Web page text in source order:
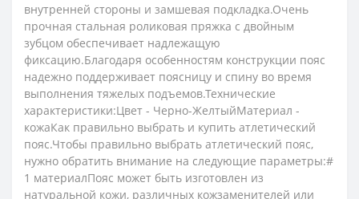
внутренней стороны и замшевая подкладка.Очень
прочная стальная роликовая пряжка с двойным
зубцом обеспечивает надлежащую
фиксацию.Благодаря особенностям конструкции пояс
надежно поддерживает поясницу и спину во время
выполнения тяжелых подъемов.Технические
характеристики:Цвет - Черно-ЖелтыйМатериал -
кожаКак правильно выбрать и купить атлетический
пояс.Чтобы правильно выбрать атлетический пояс,
нужно обратить внимание на следующие параметры:#
1 материалПояс может быть изготовлен из
натуральной кожи, различных кожзаменителей или